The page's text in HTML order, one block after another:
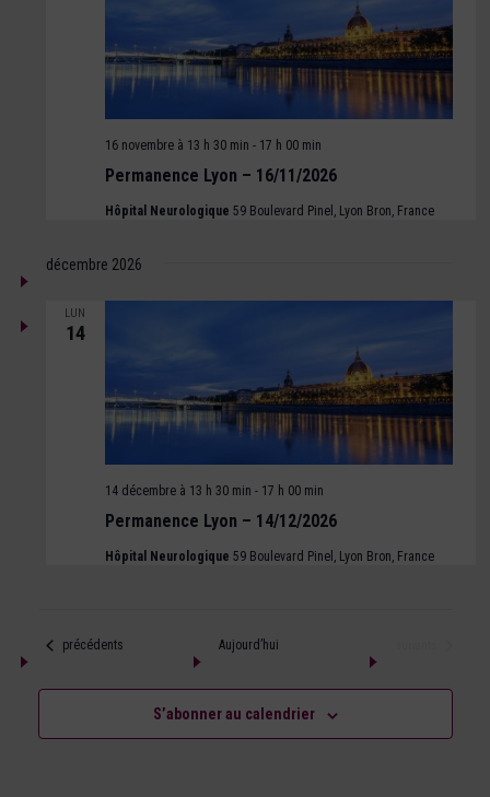
Permanence Lyon – 16/11/2026
16 novembre à 13 h 30 min - 17 h 00 min
Hôpital Neurologique 59 Boulevard Pinel, Lyon Bron, France
décembre 2026
LUN
14
Permanence Lyon – 14/12/2026
14 décembre à 13 h 30 min - 17 h 00 min
Hôpital Neurologique 59 Boulevard Pinel, Lyon Bron, France
Évènements
précédents Aujourd’hui
S’abonner au calendrier